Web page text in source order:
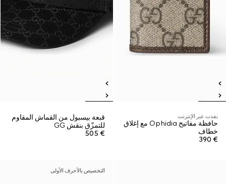
نفدت عبر الإنترنت
حافظة مفاتيح Ophidia مع إغلاق
خطاف
€ 390
قبعة بيسبول من القماش المقاوم
للتمزّق بنقش GG
€ 505
التخصيص بالأحرف الأولى